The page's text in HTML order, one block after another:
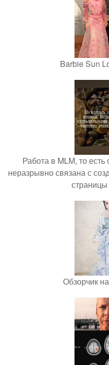
Barbie Sun
Работа в MLM, то
неразрывно связана с
страницы
Обзорчик